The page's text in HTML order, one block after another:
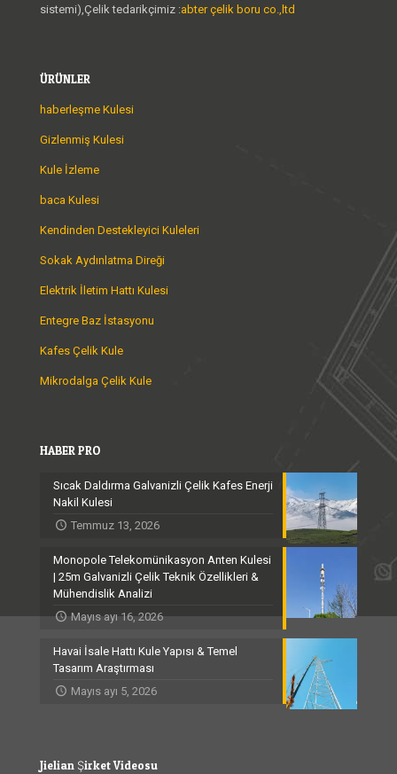
sistemi),Çelik tedarikçimiz :abter çelik boru co.,ltd
ÜRÜNLER
haberleşme Kulesi
Gizlenmiş Kulesi
Kule İzleme
baca Kulesi
Kendinden Destekleyici Kuleleri
Sokak Aydınlatma Direği
Elektrik İletim Hattı Kulesi
Entegre Baz İstasyonu
Kafes Çelik Kule
Mikrodalga Çelik Kule
HABER PRO
Sıcak Daldırma Galvanizli Çelik Kafes Enerji
Nakil Kulesi
Temmuz 13, 2026
Monopole Telekomünikasyon Anten Kulesi
| 25m Galvanizli Çelik Teknik Özellikleri &
Mühendislik Analizi
Mayıs ayı 16, 2026
Havai İsale Hattı Kule Yapısı & Temel
Tasarım Araştırması
Mayıs ayı 5, 2026
Jielian Şirket Videosu